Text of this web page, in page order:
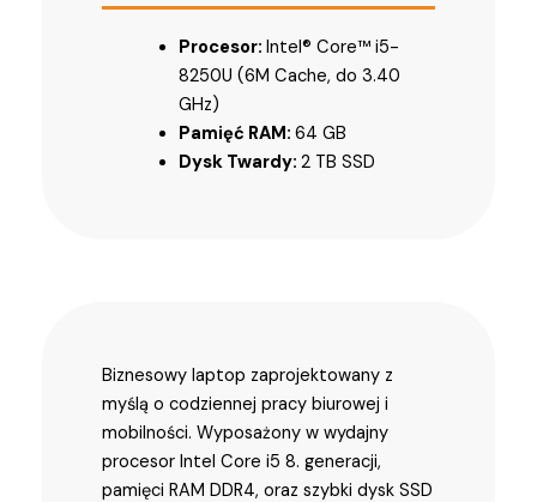
Procesor: Intel® Core™ i5-
8250U (6M Cache, do 3.40
GHz)
Pamięć RAM: 64 GB
Dysk Twardy: 2 TB SSD
Biznesowy laptop zaprojektowany z
myślą o codziennej pracy biurowej i
mobilności. Wyposażony w wydajny
procesor Intel Core i5 8. generacji,
pamięci RAM DDR4, oraz szybki dysk SSD